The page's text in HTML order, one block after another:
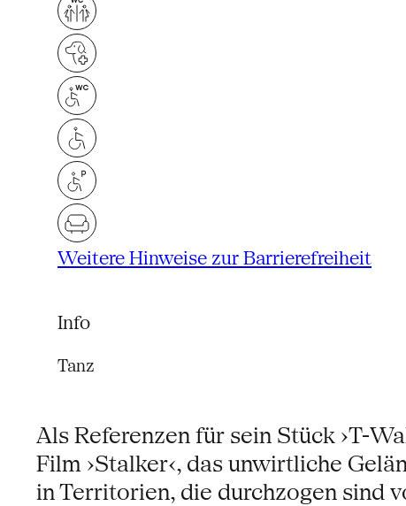
Weitere Hinweise zur Barrierefreiheit
Info
Tanz
Als Referenzen für sein Stück ›T-
Film ›Stalker‹, das unwirtliche
in Territorien, die durchzogen sind